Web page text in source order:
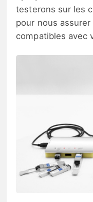
testerons sur les
pour nous
compatibles avec